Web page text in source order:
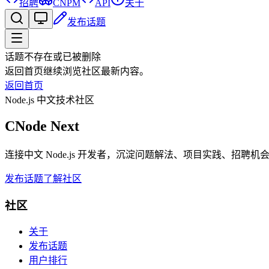
招聘 CNPM API
关于
发布话题
话题不存在或已被删除
返回首页继续浏览社区最新内容。
返回首页
Node.js 中文技术社区
CNode Next
连接中文 Node.js 开发者，沉淀问题解法、项目实践、招聘机会
发布话题了解社区
社区
关于
发布话题
用户排行